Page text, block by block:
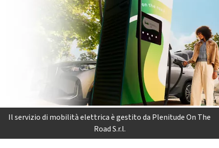
Il servizio di mobilità elettrica è gestito da Plenitude On The
Road S.r.l.